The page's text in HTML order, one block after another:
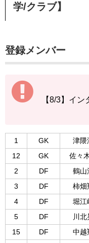
学/クラブ】
登録メンバー
【8/3】イ
1 GK 津隈
12
GK 佐々
2
DF 鶴山
3
DF 柿畑
4
DF 堀江
5
DF 川北
15
DF 中越